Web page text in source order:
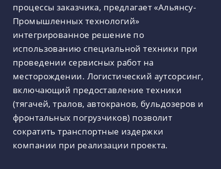
процессы заказчика, предлагает «Альянсу-
Промышленных технологий»
интегрированное решение по
использованию специальной техники при
проведении сервисных работ на
месторождении. Логистический аутсорсинг,
включающий предоставление техники
(тягачей, тралов, автокранов, бульдозеров и
фронтальных погрузчиков) позволит
сократить транспортные издержки
компании при реализации проекта.